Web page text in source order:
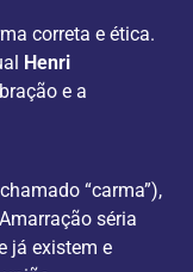
correta e ética.
Henri
e a
“carma”),
séria
já existem e